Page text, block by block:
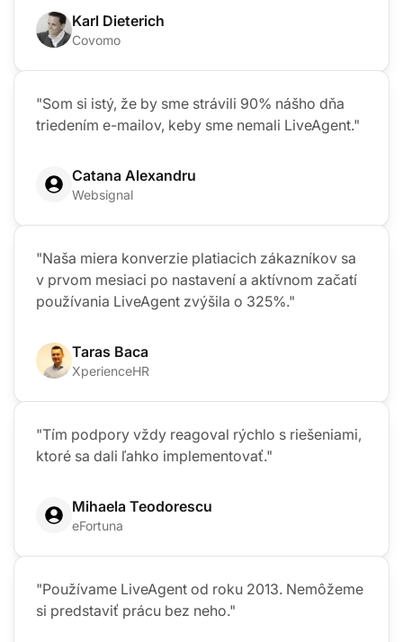
Karl Dieterich
Covomo
"Som si istý, že by sme strávili 90% nášho dňa
triedením e-mailov, keby sme nemali LiveAgent."
Catana Alexandru
Websignal
"Naša miera konverzie platiacich zákazníkov sa
v prvom mesiaci po nastavení a aktívnom začatí
používania LiveAgent zvýšila o 325%."
Taras Baca
XperienceHR
"Tím podpory vždy reagoval rýchlo s riešeniami,
ktoré sa dali ľahko implementovať."
Mihaela Teodorescu
eFortuna
"Používame LiveAgent od roku 2013. Nemôžeme
si predstaviť prácu bez neho."